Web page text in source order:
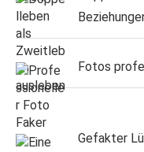
Fotos
Gefakter